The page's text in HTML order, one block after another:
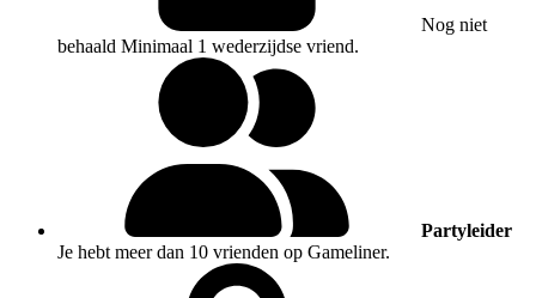
Nog niet
behaald Minimaal 1 wederzijdse vriend.
Partyleider
Je hebt meer dan 10 vrienden op Gameliner.